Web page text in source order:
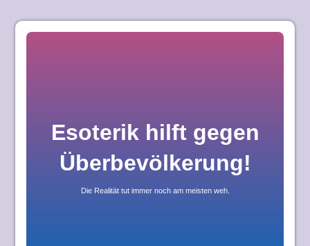
Skip
Esoterik hilft gegen
Überbevölkerung!
Die Realität tut immer noch am meisten weh.